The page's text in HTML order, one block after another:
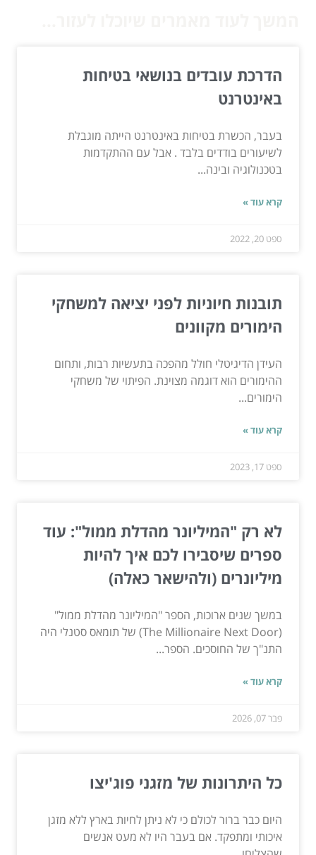
הדרכת עובדים בנושאי בטיחות
באינטרנט
בעבר, הכשרת בטיחות באינטרנט הייתה מוגבלת
לשיעורים בודדים בלבד . אבל עם ההתקדמות
בטכנולוגיה ובינה...
קרא עוד »
ספט 20, 2022
תובנות חיוניות לפני יציאה למשחקי
הימורים מקוונים
העידן הדיגיטלי חולל מהפכה בתעשיות רבות, ותחום
ההימורים הוא דוגמה מצוינת. הפיתוי של משחקי
הימורים...
קרא עוד »
ספט 17, 2023
לא רק "המיליונר מהדלת ממול": עוד
ספרים שיסבירו לכם איך להיות
מיליונרים (ולהישאר כאלה)
במשך שנים ארוכות, הספר "המיליונר מהדלת ממול"
(The Millionaire Next Door) של תומאס סטנלי היה
התנ"ך של החוסכים. הספר...
קרא עוד »
פבר 07, 2026
כל היתרונות של מזגני פוג'יצו
היום כבר ברור לכולם כי לא ניתן לחיות בארץ ללא מזגן
איכותי ומתפקד. אם בעבר היו לא מעט אנשים